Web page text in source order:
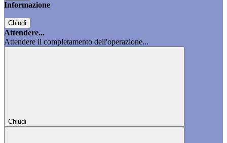
Informazione
Chiudi
Attendere...
Attendere il completamento dell'operazione...
Chiudi